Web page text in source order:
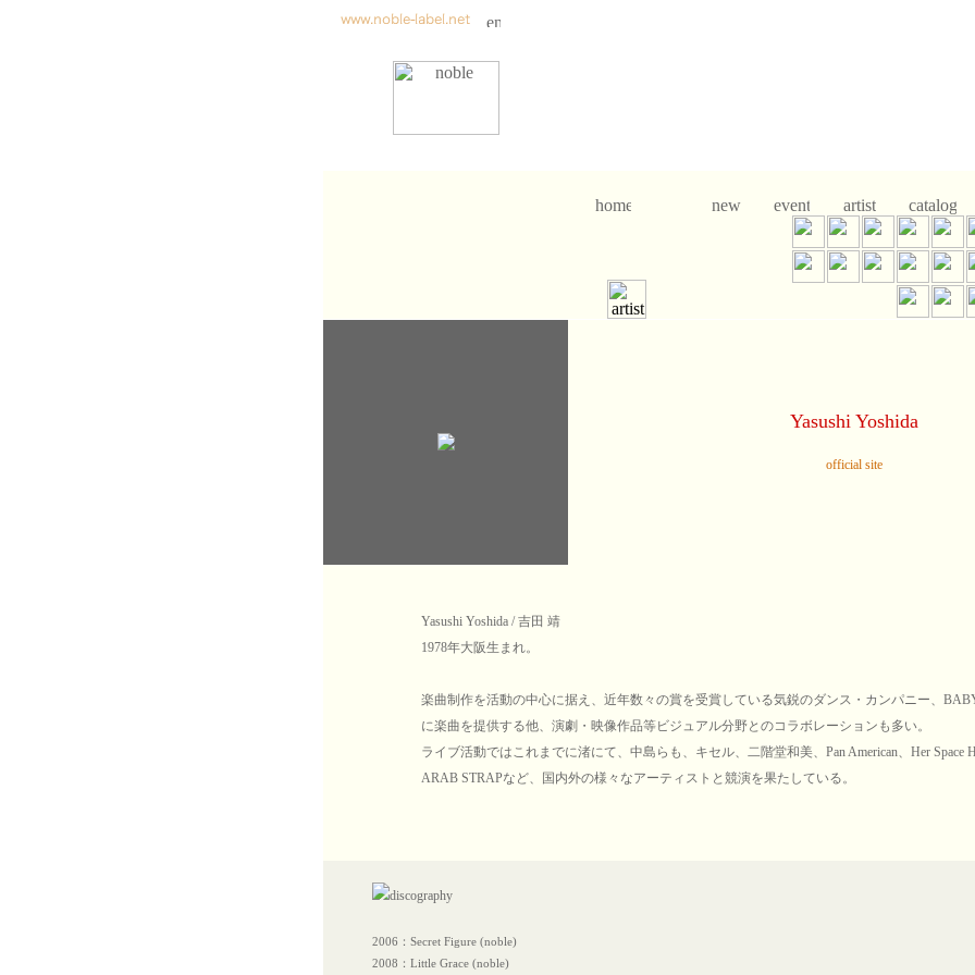
Yasushi Yoshida
official site
Yasushi Yoshida / 吉田 靖
1978年大阪生まれ。
楽曲制作を活動の中心に据え、近年数々の賞を受賞している気鋭のダンス・カンパニー、
に楽曲を提供する他、演劇・映像作品等ビジュアル分野とのコラボレーションも多い。
ライブ活動ではこれまでに渚にて、中島らも、キセル、二階堂和美、Pan American、Her Space
ARAB STRAPなど、国内外の様々なアーティストと競演を果たしている。
2006：Secret Figure (noble)
2008：Little Grace (noble)